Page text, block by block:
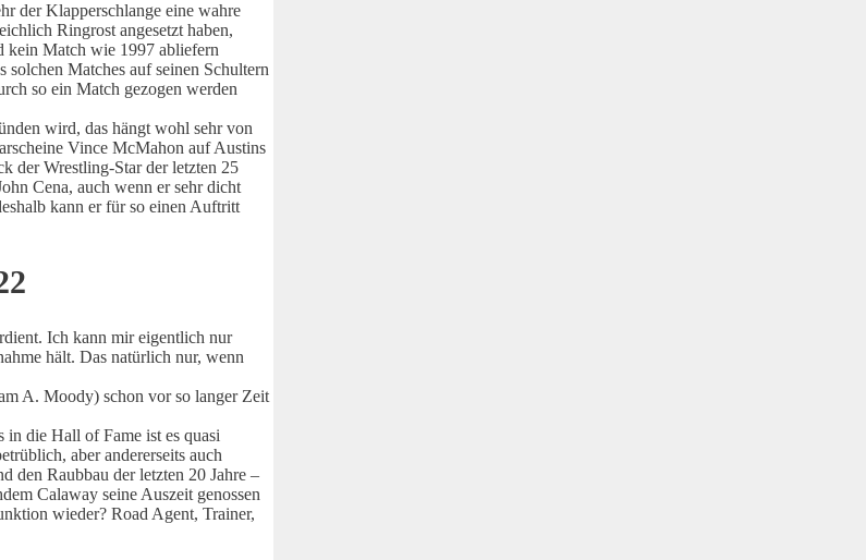
der Klapperschlange eine wahre
Ringrost angesetzt haben,
kein Match wie 1997 abliefern
Matches auf seinen Schultern
so ein Match gezogen werden
wird, das hängt wohl sehr von
Vince McMahon auf Austins
der Wrestling-Star der letzten 25
Cena, auch wenn er sehr dicht
kann er für so einen Auftritt
Ich kann mir eigentlich nur
hält. Das natürlich nur, wenn
A. Moody) schon vor so langer Zeit
die Hall of Fame ist es quasi
aber andererseits auch
den Raubbau der letzten 20 Jahre –
Calaway seine Auszeit genossen
wieder? Road Agent, Trainer,